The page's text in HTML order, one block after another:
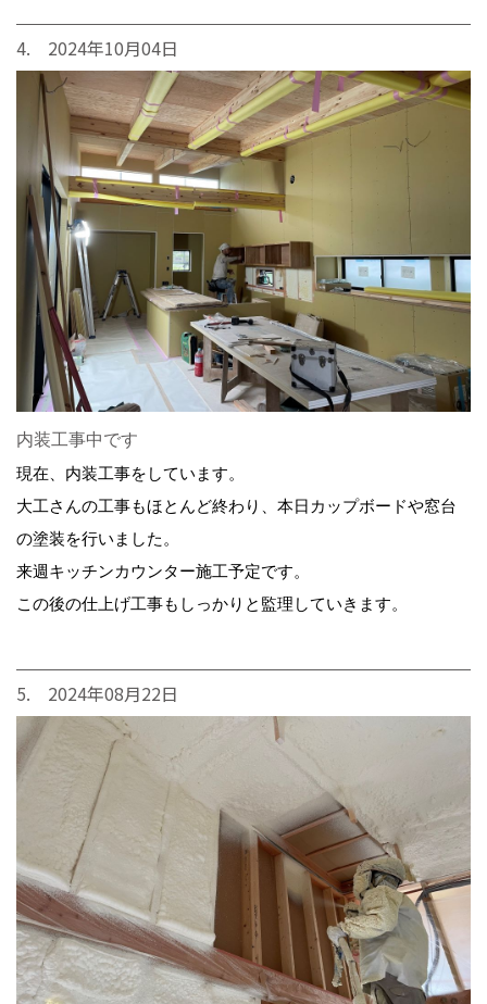
4. 2024年10月04日
内装工事中です
現在、内装工事をしています。
大工さんの工事もほとんど終わり、本日カップボードや窓台
の塗装を行いました。
来週キッチンカウンター施工予定です。
この後の仕上げ工事もしっかりと監理していきます。
5. 2024年08月22日